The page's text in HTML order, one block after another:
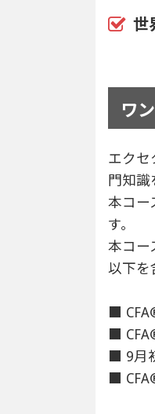
世
ワ
エクセ
門知識
本コー
す。
本コー
以下を
■
■
■ 9月
■